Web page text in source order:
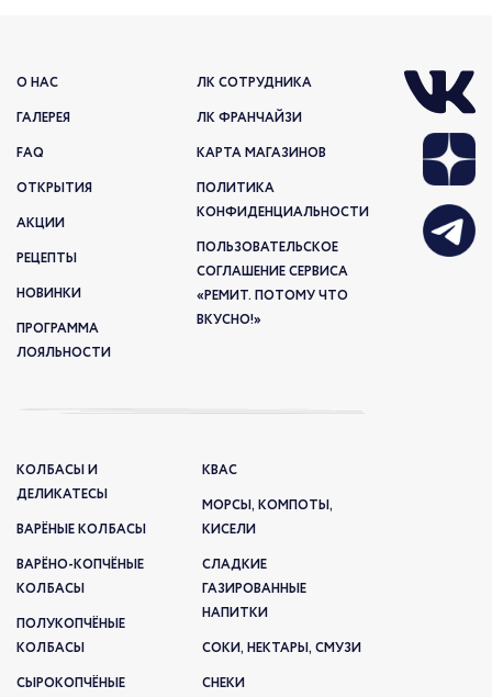
О НАС
ГАЛЕРЕЯ
FAQ
ОТКРЫТИЯ
АКЦИИ
РЕЦЕПТЫ
НОВИНКИ
ПРОГРАММА
ЛОЯЛЬНОСТИ
ЛК СОТРУДНИКА
ЛК ФРАНЧАЙЗИ
КАРТА МАГАЗИНОВ
ПОЛИТИКА
КОНФИДЕНЦИАЛЬНОСТИ
ПОЛЬЗОВАТЕЛЬСКОЕ
СОГЛАШЕНИЕ СЕРВИСА
«РЕМИТ. ПОТОМУ ЧТО
ВКУСНО!»
КОЛБАСЫ И
ДЕЛИКАТЕСЫ
ВАРЁНЫЕ КОЛБАСЫ
ВАРЁНО-КОПЧЁНЫЕ
КОЛБАСЫ
ПОЛУКОПЧЁНЫЕ
КОЛБАСЫ
СЫРОКОПЧЁНЫЕ
КВАС
МОРСЫ, КОМПОТЫ,
КИСЕЛИ
СЛАДКИЕ
ГАЗИРОВАННЫЕ
НАПИТКИ
СОКИ, НЕКТАРЫ, СМУЗИ
СНЕКИ